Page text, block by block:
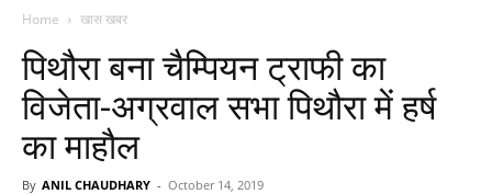
Home खास खबर
पिथौरा बना चैम्पियन ट्राफी का
विजेता-अग्रवाल सभा पिथौरा में हर्ष
का माहौल
By ANIL CHAUDHARY - October 14, 2019